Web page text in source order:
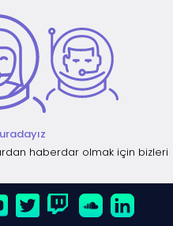
haberdar olmak için bizleri